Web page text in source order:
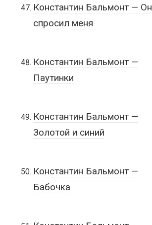
Константин Бальмонт — Он
спросил меня
Константин Бальмонт —
Паутинки
Константин Бальмонт —
Золотой и синий
Константин Бальмонт —
Бабочка